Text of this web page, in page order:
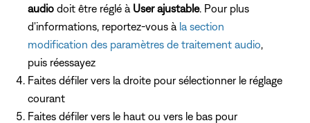
audio doit être réglé à User ajustable. Pour plus
d'informations, reportez-vous à la section
modification des paramètres de traitement audio
puis réessayez
Faites défiler vers la droite pour sélectionner le réglage
courant
Faites défiler vers le haut ou vers le bas pour